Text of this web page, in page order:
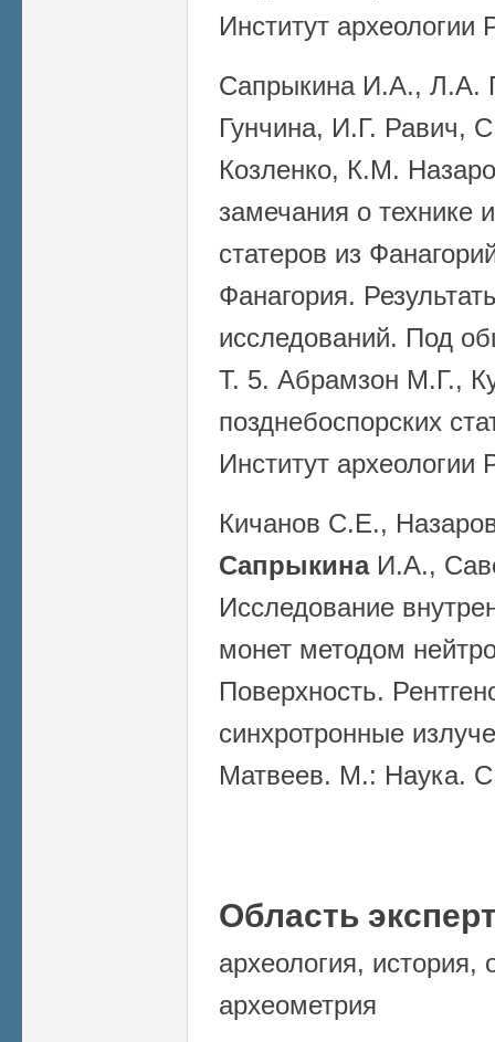
Институт
Сапрыкина И.А., Л.А.
Гунчина, И.Г. Равич,
Козленко, К.М.
замечания о технике
статеров из
Фанагория.
исследований. Под
Т. 5. Абрамзон М.Г.,
позднебоспорских
Институт
Кичанов С.Е.,
СапрыкинаИ.А.,
Исследование
монет методом
Поверхность.
синхротронные
Матвеев. М.: Наука.
Область
археология, история,
археометрия